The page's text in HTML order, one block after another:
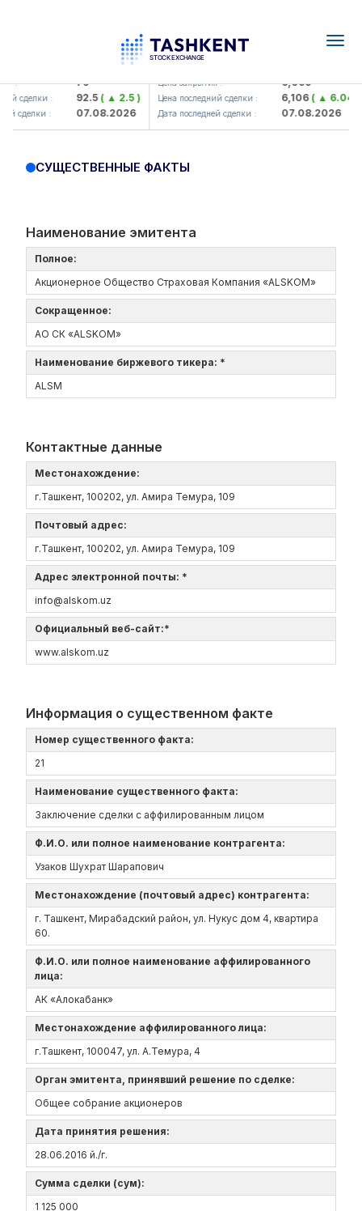
: 79
сделки : 92.5( ▲ 2.5 )
сделки : 07.08.2026
UZMK (<O'zmetkombinat> AJ)
Цена закрытия : 6,099
Цена последний сделки : 6,106( ▲ 6.04 )
Дата последней сделки : 07.08.2026
СУЩЕСТВЕННЫЕ ФАКТЫ
Наименование эмитента
Полное:
Акционерное Общество Страховая Компания «ALSKOM»
Сокращенное:
АО СК «ALSKOM»
Наименование биржевого тикера: *
ALSM
Контактные данные
Местонахождение:
г.Ташкент, 100202, ул. Амира Темура, 109
Почтовый адрес:
г.Ташкент, 100202, ул. Амира Темура, 109
Адрес электронной почты: *
info@alskom.uz
Официальный веб-сайт:*
www.alskom.uz
Информация о существенном факте
Номер существенного факта:
21
Наименование существенного факта:
Заключение сделки с аффилированным лицом
Ф.И.О. или полное наименование контрагента:
Узаков Шухрат Шарапович
Местонахождение (почтовый адрес) контрагента:
г. Ташкент, Мирабадский район, ул. Нукус дом 4, квартира
60.
Ф.И.О. или полное наименование аффилированного
лица:
АК «Алокабанк»
Местонахождение аффилированного лица:
г.Ташкент, 100047, ул. А.Темура, 4
Орган эмитента, принявший решение по сделке:
Общее собрание акционеров
Дата принятия решения:
28.06.2016 й./г.
Сумма сделки (сум):
1 125 000